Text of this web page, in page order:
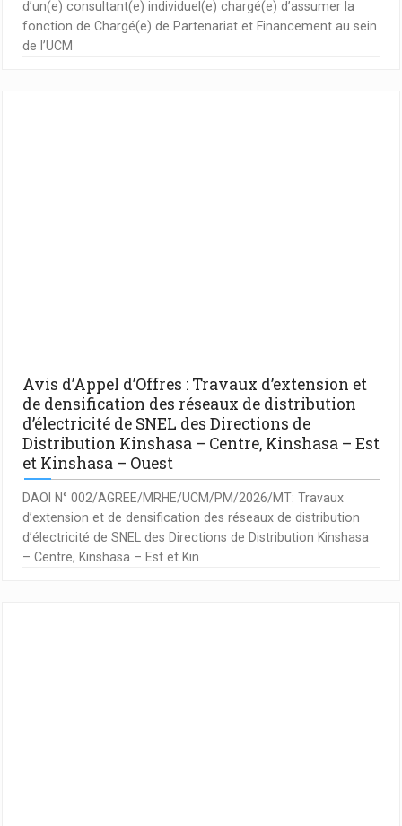
d’un(e) consultant(e) individuel(e) chargé(e) d’assumer la
fonction de Chargé(e) de Partenariat et Financement au sein
de l’UCM
Avis d’Appel d’Offres : Travaux d’extension et
de densification des réseaux de distribution
d’électricité de SNEL des Directions de
Distribution Kinshasa – Centre, Kinshasa – Est
et Kinshasa – Ouest
DAOI N° 002/AGREE/MRHE/UCM/PM/2026/MT: Travaux
d’extension et de densification des réseaux de distribution
d’électricité de SNEL des Directions de Distribution Kinshasa
– Centre, Kinshasa – Est et Kin